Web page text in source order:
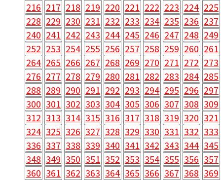
216 217 218 219 220 221 222 223 224 225
228 229 230 231 232 233 234 235 236 237
240 241 242 243 244 245 246 247 248 249
252 253 254 255 256 257 258 259 260 261
264 265 266 267 268 269 270 271 272 273
276 277 278 279 280 281 282 283 284 285
288 289 290 291 292 293 294 295 296 297
300 301 302 303 304 305 306 307 308 309
312 313 314 315 316 317 318 319 320 321
324 325 326 327 328 329 330 331 332 333
336 337 338 339 340 341 342 343 344 345
348 349 350 351 352 353 354 355 356 357
360 361 362 363 364 365 366 367 368 369